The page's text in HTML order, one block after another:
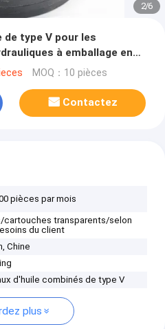
2/6
de type V pour les
à emballage en
en caoutchouc
MOQ：10 pièces
Contactez
pièces par mois
cartouches transparents/selon
du client
Chine
d'huile combinés de type V
plus